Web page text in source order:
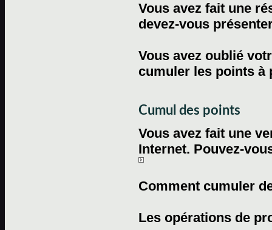
Vous avez fait une
devez-vous
Vous avez oublié
cumuler les points
Cumul des points
Vous avez fait une
Internet. Pouvez-
Comment cumuler
Les opérations de